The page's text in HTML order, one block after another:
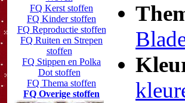
FQ Kerst stoffen
FQ Kinder stoffen
FQ Reproductie stoffen
FQ Ruiten en Strepen
stoffen
FQ Stippen en Polka
Dot stoffen
FQ Thema stoffen
FQ Overige stoffen